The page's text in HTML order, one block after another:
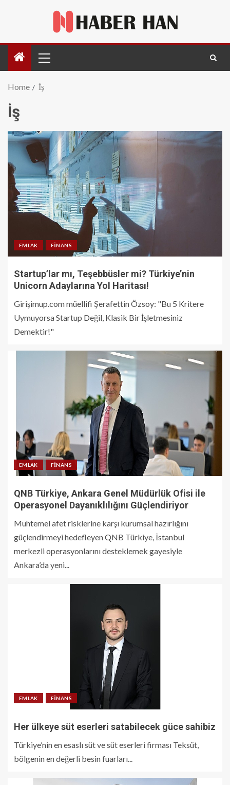
Home İş
İş
EMLAK FINANS
Startup’lar mı, Teşebbüsler mi? Türkiye’nin
Unicorn Adaylarına Yol Haritası!
Girişimup.com müellifi Şerafettin Özsoy: "Bu 5 Kritere
Uymuyorsa Startup Değil, Klasik Bir İşletmesiniz
Demektir!"
EMLAK FINANS
QNB Türkiye, Ankara Genel Müdürlük Ofisi ile
Operasyonel Dayanıklılığını Güçlendiriyor
Muhtemel afet risklerine karşı kurumsal hazırlığını
güçlendirmeyi hedefleyen QNB Türkiye, İstanbul
merkezli operasyonlarını desteklemek gayesiyle
Ankara’da yeni...
EMLAK FINANS
Her ülkeye süt eserleri satabilecek güce sahibiz
Türkiye’nin en esaslı süt ve süt eserleri firması Teksüt,
bölgenin en değerli besin fuarları...